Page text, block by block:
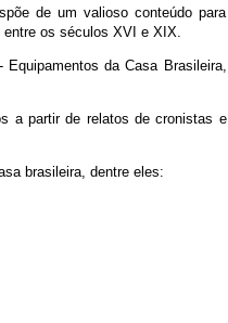
de um valioso conteúdo para
os séculos XVI e XIX.
da Casa Brasileira,
a partir de relatos de cronistas e
brasileira, dentre eles: